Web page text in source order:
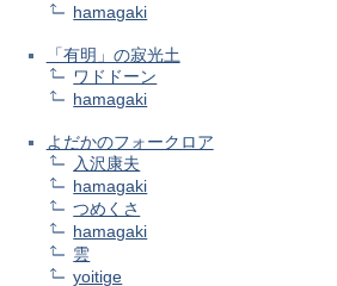
hamagaki
「有明」の寂光土
ワドドーン
hamagaki
よだかのフォークロア
入沢康夫
hamagaki
つめくさ
hamagaki
雲
yoitige